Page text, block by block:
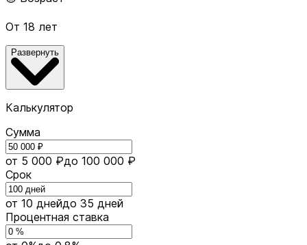
От 18 лет
Развернуть
Калькулятор
Сумма
от 5 000 ₽до 100 000 ₽
Срок
от 10 днейдо 35 дней
Процентная ставка